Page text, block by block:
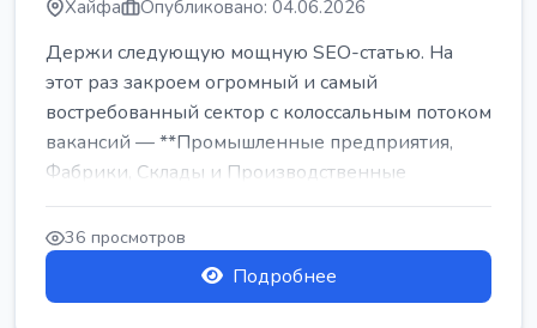
Хайфа Опубликовано: 04.06.2026
Держи следующую мощную SEO-статью. На
этот раз закроем огромный и самый
востребованный сектор с колоссальным потоком
вакансий — **Промышленные предприятия,
Фабрики, Склады и Производственные
заводы** ...
36 просмотров
Подробнее